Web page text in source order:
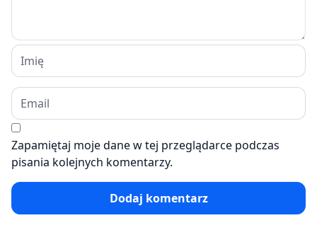
Zapamiętaj moje dane w tej przeglądarce podczas
pisania kolejnych komentarzy.
Dodaj komentarz